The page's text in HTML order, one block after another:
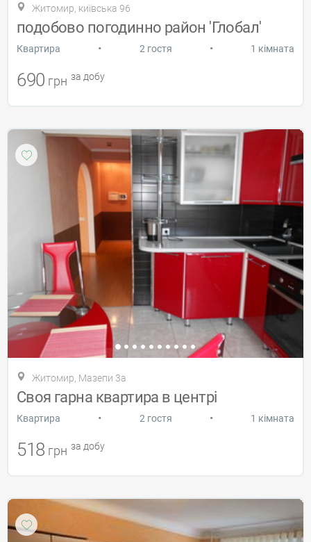
Житомир, київська 96
подобово погодинно район 'Глобал'
Квартира • 2 гостя • 1 кімната
690 грн за добу
Житомир, Мазепи 3а
Своя гарна квартира в центрі
Квартира • 2 гостя • 1 кімната
518 грн за добу